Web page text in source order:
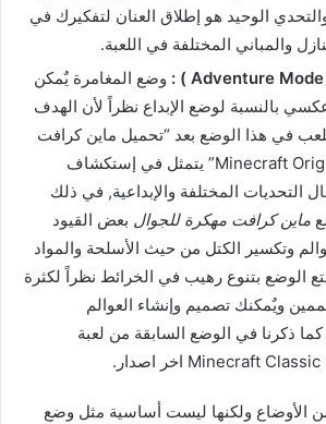
الوحيد هو إطلاق العنان لتفكيرك في
والمباني المختلفة في اللعبة.
وضع المغامرة يٌمكن
بالنسبة لوضع الإبداع نظراً لأن الهدف
في هذا الوضع بعد “تحميل ماين كرافت
مهكرة Minecraft Original Apk” يتمثل في إستكشاف
التحديات المختلفة والإبداعية, في ذلك
ماين كرافت مهكرة للجوال بعض القيود
وتكسير الكتل من حيث الأسلحة والمواد
الوضع بتنوع رهيب في الخرائط نظراً لكثرة
ويٌمكنك تصميم وإنشاء العوالم
ذكرنا في الوضع السابقة من لعبة
الأوضاع ولكنها ليست أساسية مثل وضع